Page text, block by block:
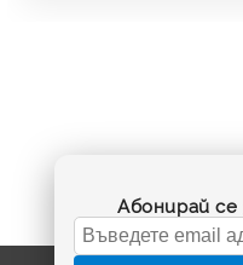
Абонирай